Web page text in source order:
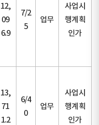
12,
09
6.9
7/2
5
업무
사업시
행계획
인가
13,
71
1.2
6/4
0
업무
사업시
행계획
인가